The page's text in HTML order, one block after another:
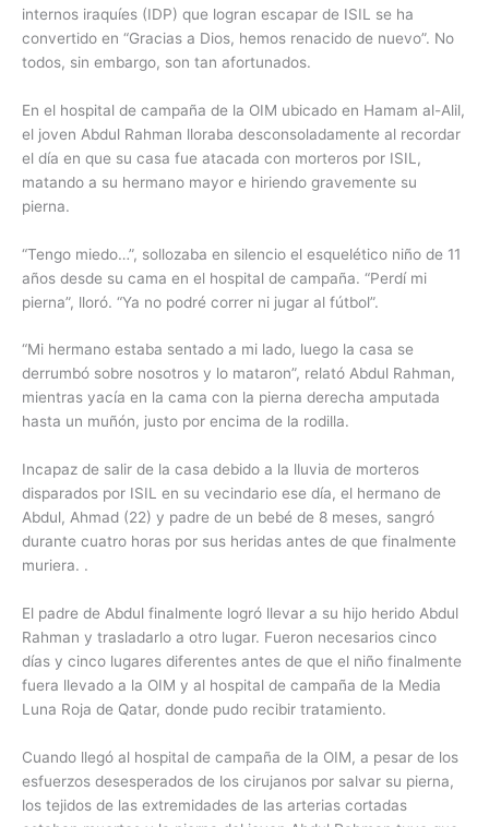
internos iraquíes (IDP) que logran escapar de ISIL se ha
convertido en “Gracias a Dios, hemos renacido de nuevo”. No
todos, sin embargo, son tan afortunados.
En el hospital de campaña de la OIM ubicado en Hamam al-Alil,
el joven Abdul Rahman lloraba desconsoladamente al recordar
el día en que su casa fue atacada con morteros por ISIL,
matando a su hermano mayor e hiriendo gravemente su
pierna.
“Tengo miedo…”, sollozaba en silencio el esquelético niño de 11
años desde su cama en el hospital de campaña. “Perdí mi
pierna”, lloró. “Ya no podré correr ni jugar al fútbol”.
“Mi hermano estaba sentado a mi lado, luego la casa se
derrumbó sobre nosotros y lo mataron”, relató Abdul Rahman,
mientras yacía en la cama con la pierna derecha amputada
hasta un muñón, justo por encima de la rodilla.
Incapaz de salir de la casa debido a la lluvia de morteros
disparados por ISIL en su vecindario ese día, el hermano de
Abdul, Ahmad (22) y padre de un bebé de 8 meses, sangró
durante cuatro horas por sus heridas antes de que finalmente
muriera. .
El padre de Abdul finalmente logró llevar a su hijo herido Abdul
Rahman y trasladarlo a otro lugar. Fueron necesarios cinco
días y cinco lugares diferentes antes de que el niño finalmente
fuera llevado a la OIM y al hospital de campaña de la Media
Luna Roja de Qatar, donde pudo recibir tratamiento.
Cuando llegó al hospital de campaña de la OIM, a pesar de los
esfuerzos desesperados de los cirujanos por salvar su pierna,
los tejidos de las extremidades de las arterias cortadas